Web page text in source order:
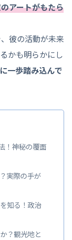
アートがもたら
彼の活動が未来
かも明らかにし
一歩踏み込んで
！神秘の覆面
実際の手が
知る！政治
？観光地と